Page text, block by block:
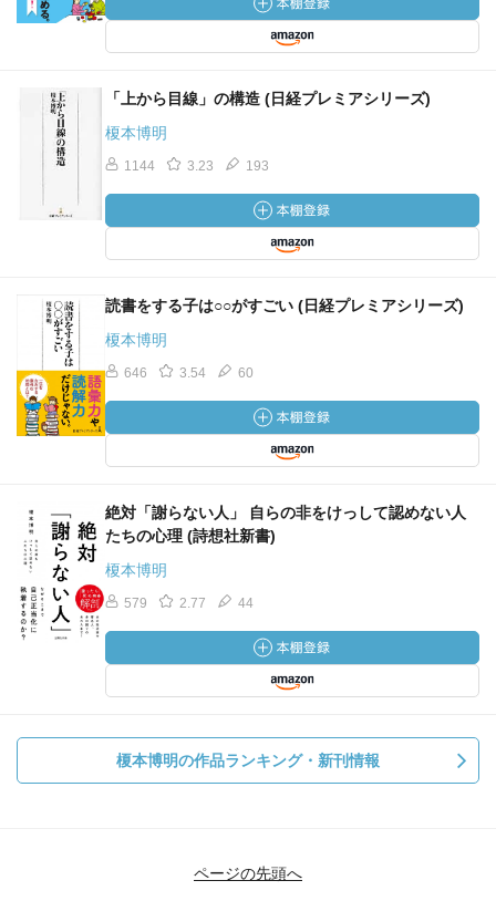
「上から目線」の構造 (日経プレミアシリーズ)
榎本博明
1144 3.23 193
読書をする子は○○がすごい (日経プレミアシリーズ)
榎本博明
646 3.54 60
絶対「謝らない人」 自らの非をけっして認めない人
たちの心理 (詩想社新書)
榎本博明
579 2.77 44
榎本博明の作品ランキング・新刊情報
ページの先頭へ